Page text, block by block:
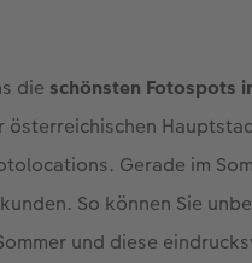
die schönsten Fotospots
Gerade im
So können Sie
und diese